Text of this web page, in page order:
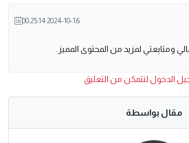
2024-10-16 00:25:14
ومتابعتي لمزيد من المحتوى المميز.
الدخول لتتمكن من التعليق
مقال بواسطة